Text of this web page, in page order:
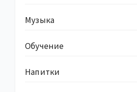
Музыка
Обучение
Напитки